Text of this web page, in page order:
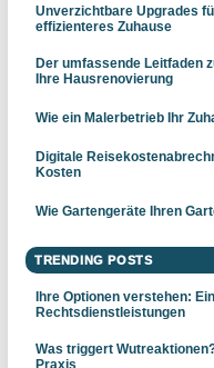
Unverzichtbare Upgrades
effizienteres Zuhause
Der umfassende Leitfaden
Ihre Hausrenovierung
Wie ein Malerbetrieb Ihr
Digitale
Kosten
Wie Gartengeräte Ihren
TRENDING POSTS
Ihre Optionen verstehen:
Rechtsdienstleistungen
Was triggert
Praxis